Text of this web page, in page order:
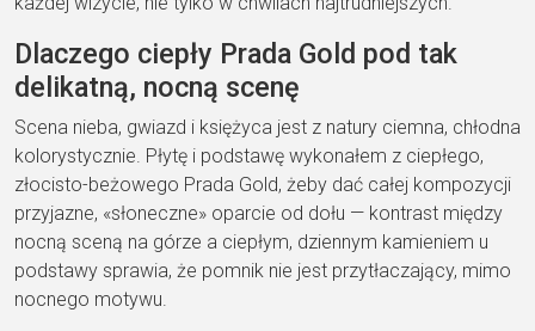
Dlaczego ciepły Prada Gold pod tak
delikatną, nocną scenę
Scena nieba, gwiazd i księżyca jest z natury ciemna, chłodna
kolorystycznie. Płytę i podstawę wykonałem z ciepłego,
złocisto-beżowego Prada Gold, żeby dać całej kompozycji
przyjazne, «słoneczne» oparcie od dołu — kontrast między
nocną sceną na górze a ciepłym, dziennym kamieniem u
podstawy sprawia, że pomnik nie jest przytłaczający, mimo
nocnego motywu.